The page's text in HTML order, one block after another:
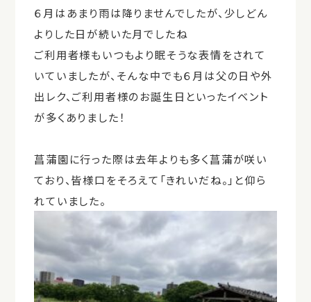
６月はあまり雨は降りませんでしたが、少しどん
よりした日が続いた月でしたね
ご利用者様もいつもより眠そうな表情をされて
いていましたが、そんな中でも６月は父の日や外
出レク、ご利用者様のお誕生日といったイベント
が多くありました！
菖蒲園に行った際は去年よりも多く菖蒲が咲い
ており、皆様口をそろえて「きれいだね。」と仰ら
れていました。